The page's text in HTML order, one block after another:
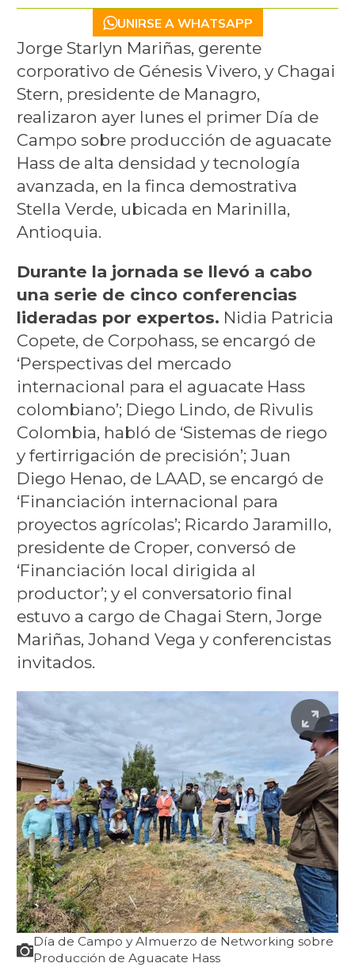
UNIRSE A WHATSAPP
Jorge Starlyn Mariñas, gerente
corporativo de Génesis Vivero, y Chagai
Stern, presidente de Managro,
realizaron ayer lunes el primer Día de
Campo sobre producción de aguacate
Hass de alta densidad y tecnología
avanzada, en la finca demostrativa
Stella Verde, ubicada en Marinilla,
Antioquia.
Durante la jornada se llevó a cabo
una serie de cinco conferencias
lideradas por expertos. Nidia Patricia
Copete, de Corpohass, se encargó de
‘Perspectivas del mercado
internacional para el aguacate Hass
colombiano’; Diego Lindo, de Rivulis
Colombia, habló de ‘Sistemas de riego
y fertirrigación de precisión’; Juan
Diego Henao, de LAAD, se encargó de
‘Financiación internacional para
proyectos agrícolas’; Ricardo Jaramillo,
presidente de Croper, conversó de
‘Financiación local dirigida al
productor’; y el conversatorio final
estuvo a cargo de Chagai Stern, Jorge
Mariñas, Johand Vega y conferencistas
invitados.
Día de Campo y Almuerzo de Networking sobre
Producción de Aguacate Hass